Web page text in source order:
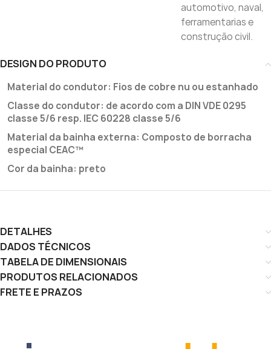
automotivo, naval,
ferramentarias e
construção civil.
DESIGN DO PRODUTO
Material do condutor: Fios de cobre nu ou estanhado
Classe do condutor: de acordo com a DIN VDE 0295
classe 5/6 resp. IEC 60228 classe 5/6
Material da bainha externa: Composto de borracha
especial CEAC™
Cor da bainha: preto
DETALHES
DADOS TÉCNICOS
TABELA DE DIMENSIONAIS
PRODUTOS RELACIONADOS
FRETE E PRAZOS